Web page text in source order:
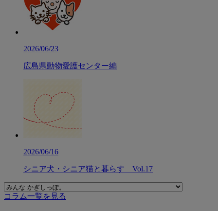
2026/06/23
広島県動物愛護センター編
2026/06/16
シニア犬・シニア猫と暮らす Vol.17
コラム一覧を見る